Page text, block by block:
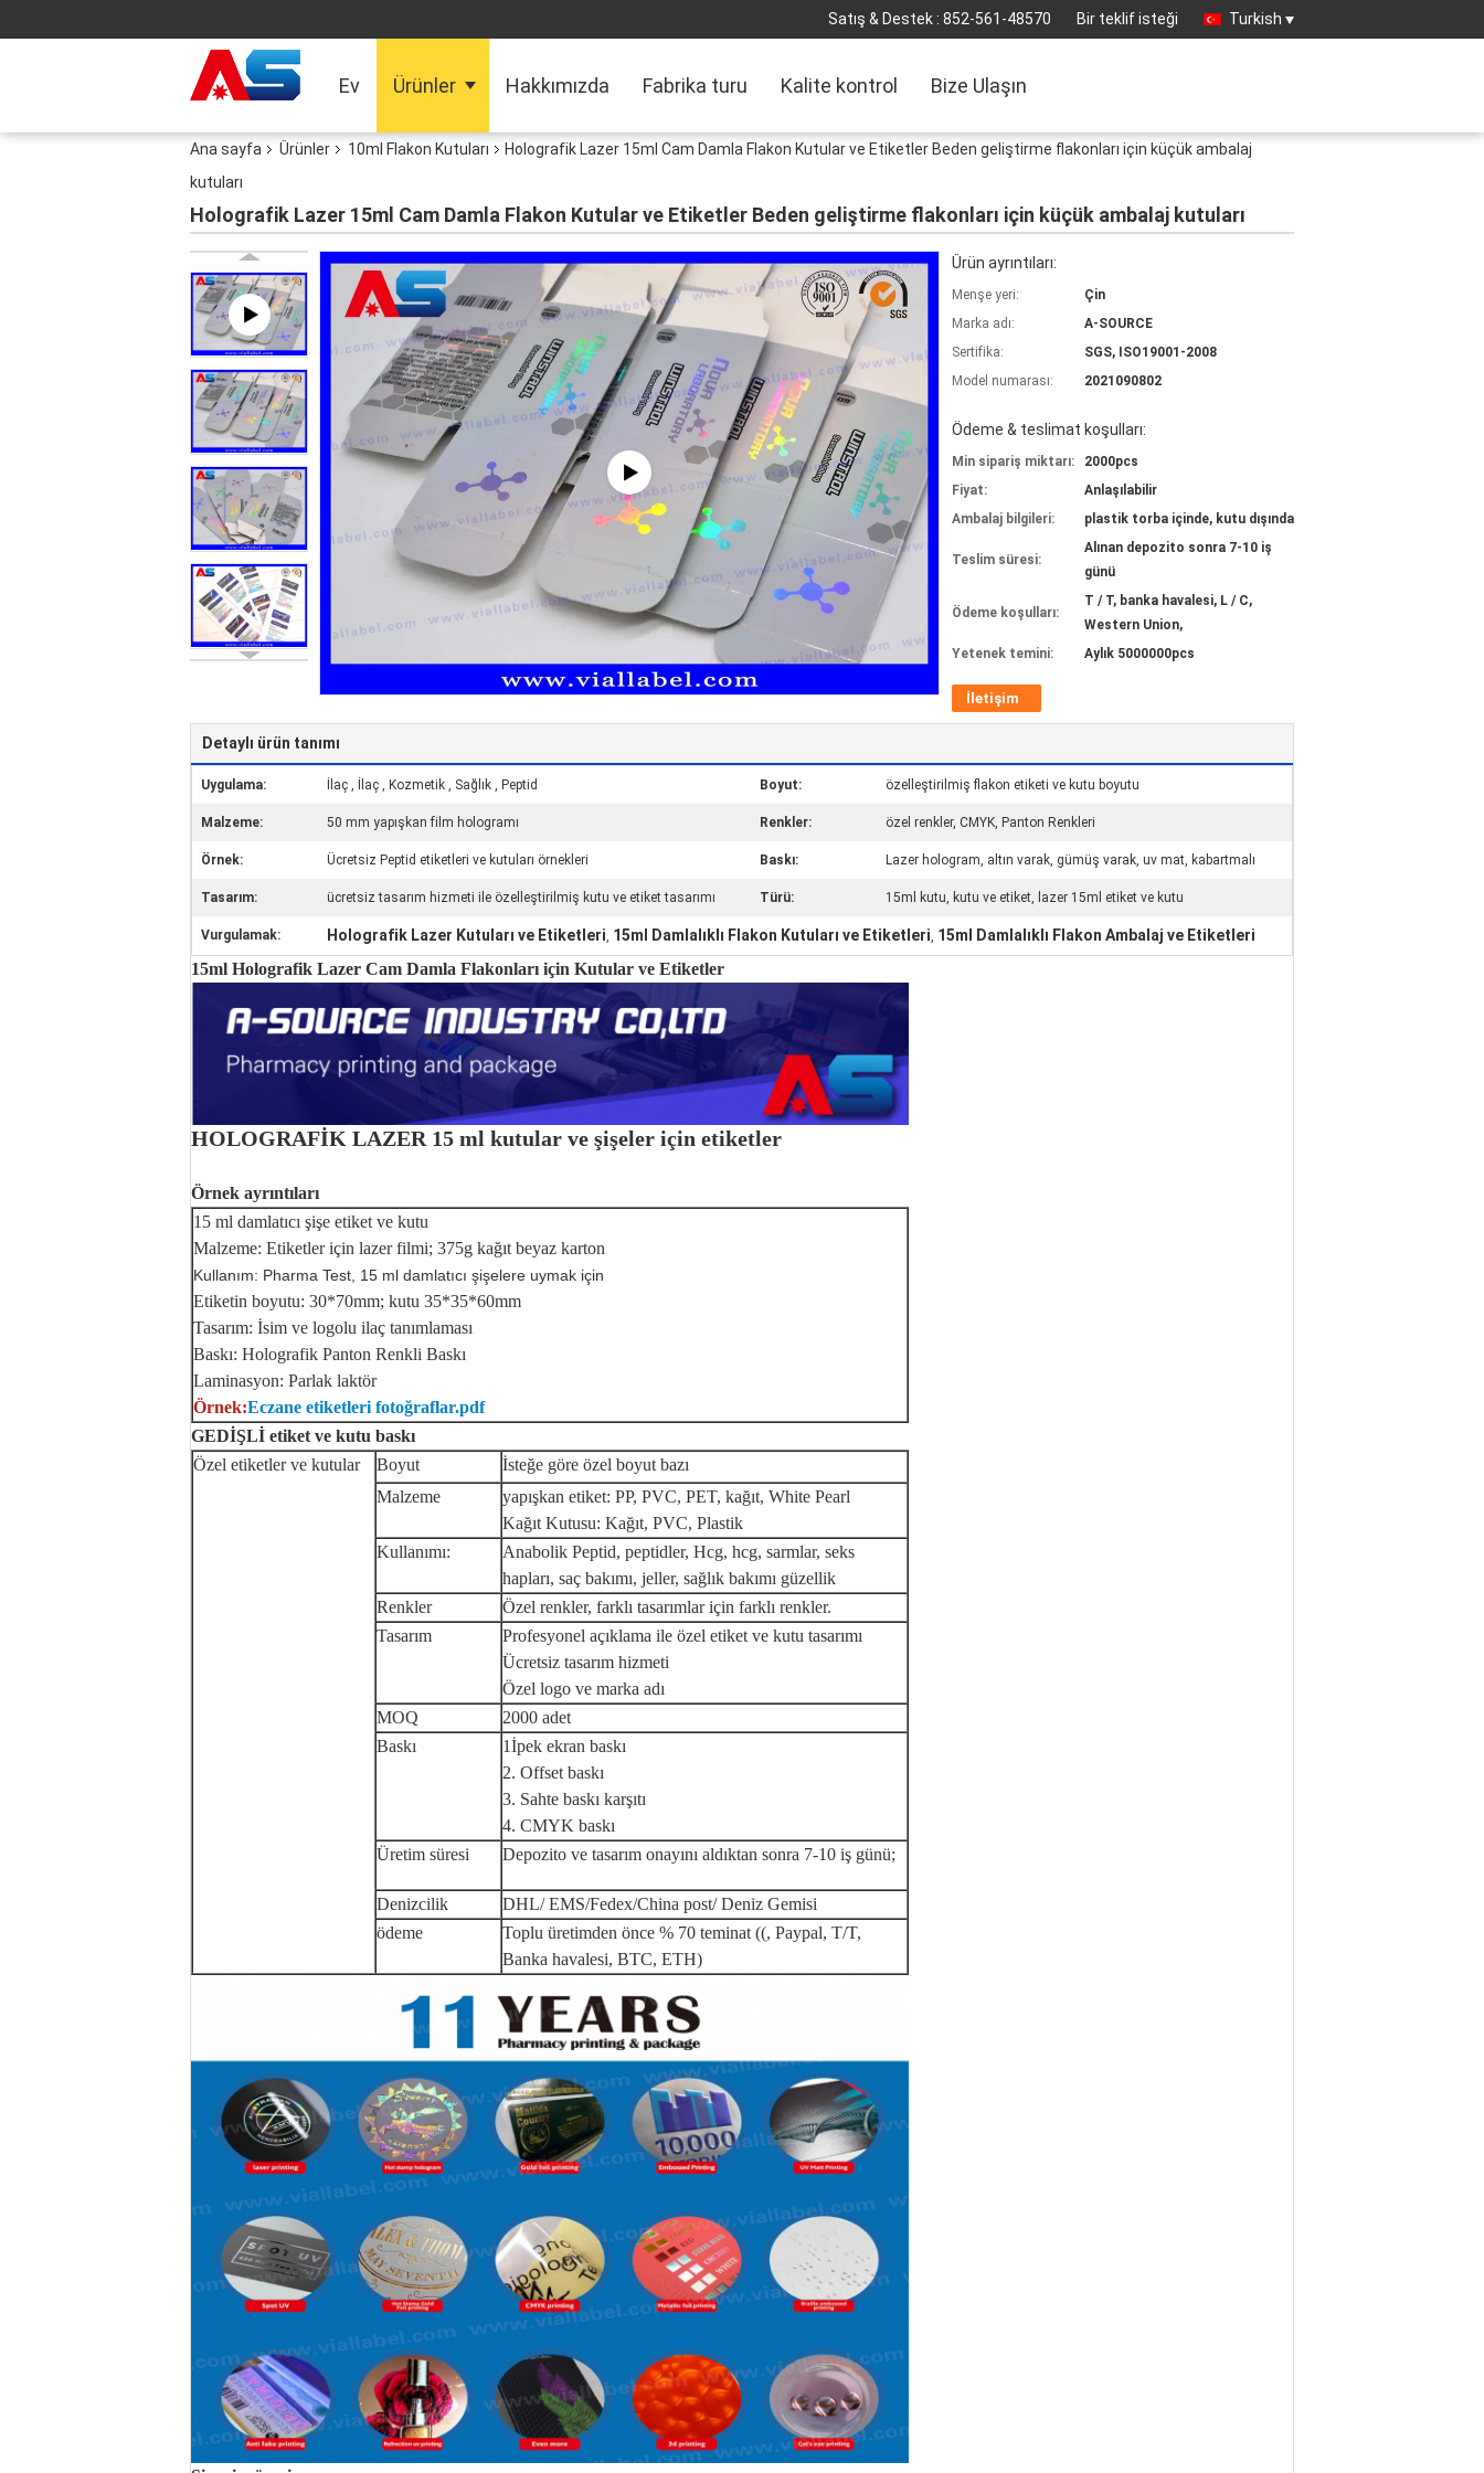
Satış & Destek : 852-561-48570 Bir teklif isteği Turkish
Ev Ürünler Hakkımızda Fabrika turu Kalite kontrol Bize Ulaşın
Ana sayfa Ürünler 10ml Flakon Kutuları
Holografik Lazer 15ml Cam Damla Flakon Kutular ve Etiketler Beden geliştirme flakonları için küçük ambalaj
kutuları
Holografik Lazer 15ml Cam Damla Flakon Kutular ve Etiketler Beden geliştirme flakonları için küçük ambalaj kutuları
Ürün ayrıntıları:
Menşe yeri:
Çin
Marka adı:
A-SOURCE
Sertifika:
SGS, ISO19001-2008
Model numarası:
2021090802
Ödeme & teslimat koşulları:
Min sipariş miktarı:
2000pcs
Fiyat:
Anlaşılabilir
Ambalaj bilgileri:
plastik torba içinde, kutu dışında
Teslim süresi:
Alınan depozito sonra 7-10 iş
günü
Ödeme koşulları:
T / T, banka havalesi, L / C,
Western Union,
Yetenek temini:
Aylık 5000000pcs
İletişim
Detaylı ürün tanımı
Uygulama: İlaç , İlaç , Kozmetik , Sağlık , Peptid Boyut: özelleştirilmiş flakon etiketi ve kutu boyutu
Malzeme: 50 mm yapışkan film hologramı Renkler: özel renkler, CMYK, Panton Renkleri
Örnek: Ücretsiz Peptid etiketleri ve kutuları örnekleri Baskı: Lazer hologram, altın varak, gümüş varak, uv mat, kabartmalı
Tasarım: ücretsiz tasarım hizmeti ile özelleştirilmiş kutu ve etiket tasarımı Türü: 15ml kutu, kutu ve etiket, lazer 15ml etiket ve kutu
Vurgulamak: Holografik Lazer Kutuları ve Etiketleri, 15ml Damlalıklı Flakon Kutuları ve Etiketleri, 15ml Damlalıklı Flakon Ambalaj ve Etiketleri
15ml Holografik Lazer Cam Damla Flakonları için Kutular ve Etiketler
HOLOGRAFİK LAZER 15 ml kutular ve şişeler için etiketler
Örnek ayrıntıları
15 ml damlatıcı şişe etiket ve kutu
Malzeme: Etiketler için lazer filmi; 375g kağıt beyaz karton
Kullanım: Pharma Test, 15 ml damlatıcı şişelere uymak için
Etiketin boyutu: 30*70mm; kutu 35*35*60mm
Tasarım: İsim ve logolu ilaç tanımlaması
Baskı: Holografik Panton Renkli Baskı
Laminasyon: Parlak laktör
Örnek:Eczane etiketleri fotoğraflar.pdf
GEDİŞLİ etiket ve kutu baskı
Özel etiketler ve kutular
Boyut
İsteğe göre özel boyut bazı
Malzeme
yapışkan etiket: PP, PVC, PET, kağıt, White Pearl
Kağıt Kutusu: Kağıt, PVC, Plastik
Kullanımı:
Anabolik Peptid, peptidler, Hcg, hcg, sarmlar, seks
hapları, saç bakımı, jeller, sağlık bakımı güzellik
Renkler
Özel renkler, farklı tasarımlar için farklı renkler.
Tasarım
Profesyonel açıklama ile özel etiket ve kutu tasarımı
Ücretsiz tasarım hizmeti
Özel logo ve marka adı
MOQ
2000 adet
Baskı
1İpek ekran baskı
2. Offset baskı
3. Sahte baskı karşıtı
4. CMYK baskı
Üretim süresi
Depozito ve tasarım onayını aldıktan sonra 7-10 iş günü;
Denizcilik
DHL/ EMS/Fedex/China post/ Deniz Gemisi
ödeme
Toplu üretimden önce % 70 teminat ((, Paypal, T/T,
Banka havalesi, BTC, ETH)